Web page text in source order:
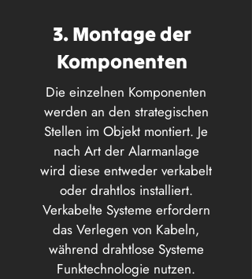
3. Montage der
Komponenten
Die einzelnen Komponenten
werden an den strategischen
Stellen im Objekt montiert. Je
nach Art der Alarmanlage
wird diese entweder verkabelt
oder drahtlos installiert.
Verkabelte Systeme erfordern
das Verlegen von Kabeln,
während drahtlose Systeme
Funktechnologie nutzen.